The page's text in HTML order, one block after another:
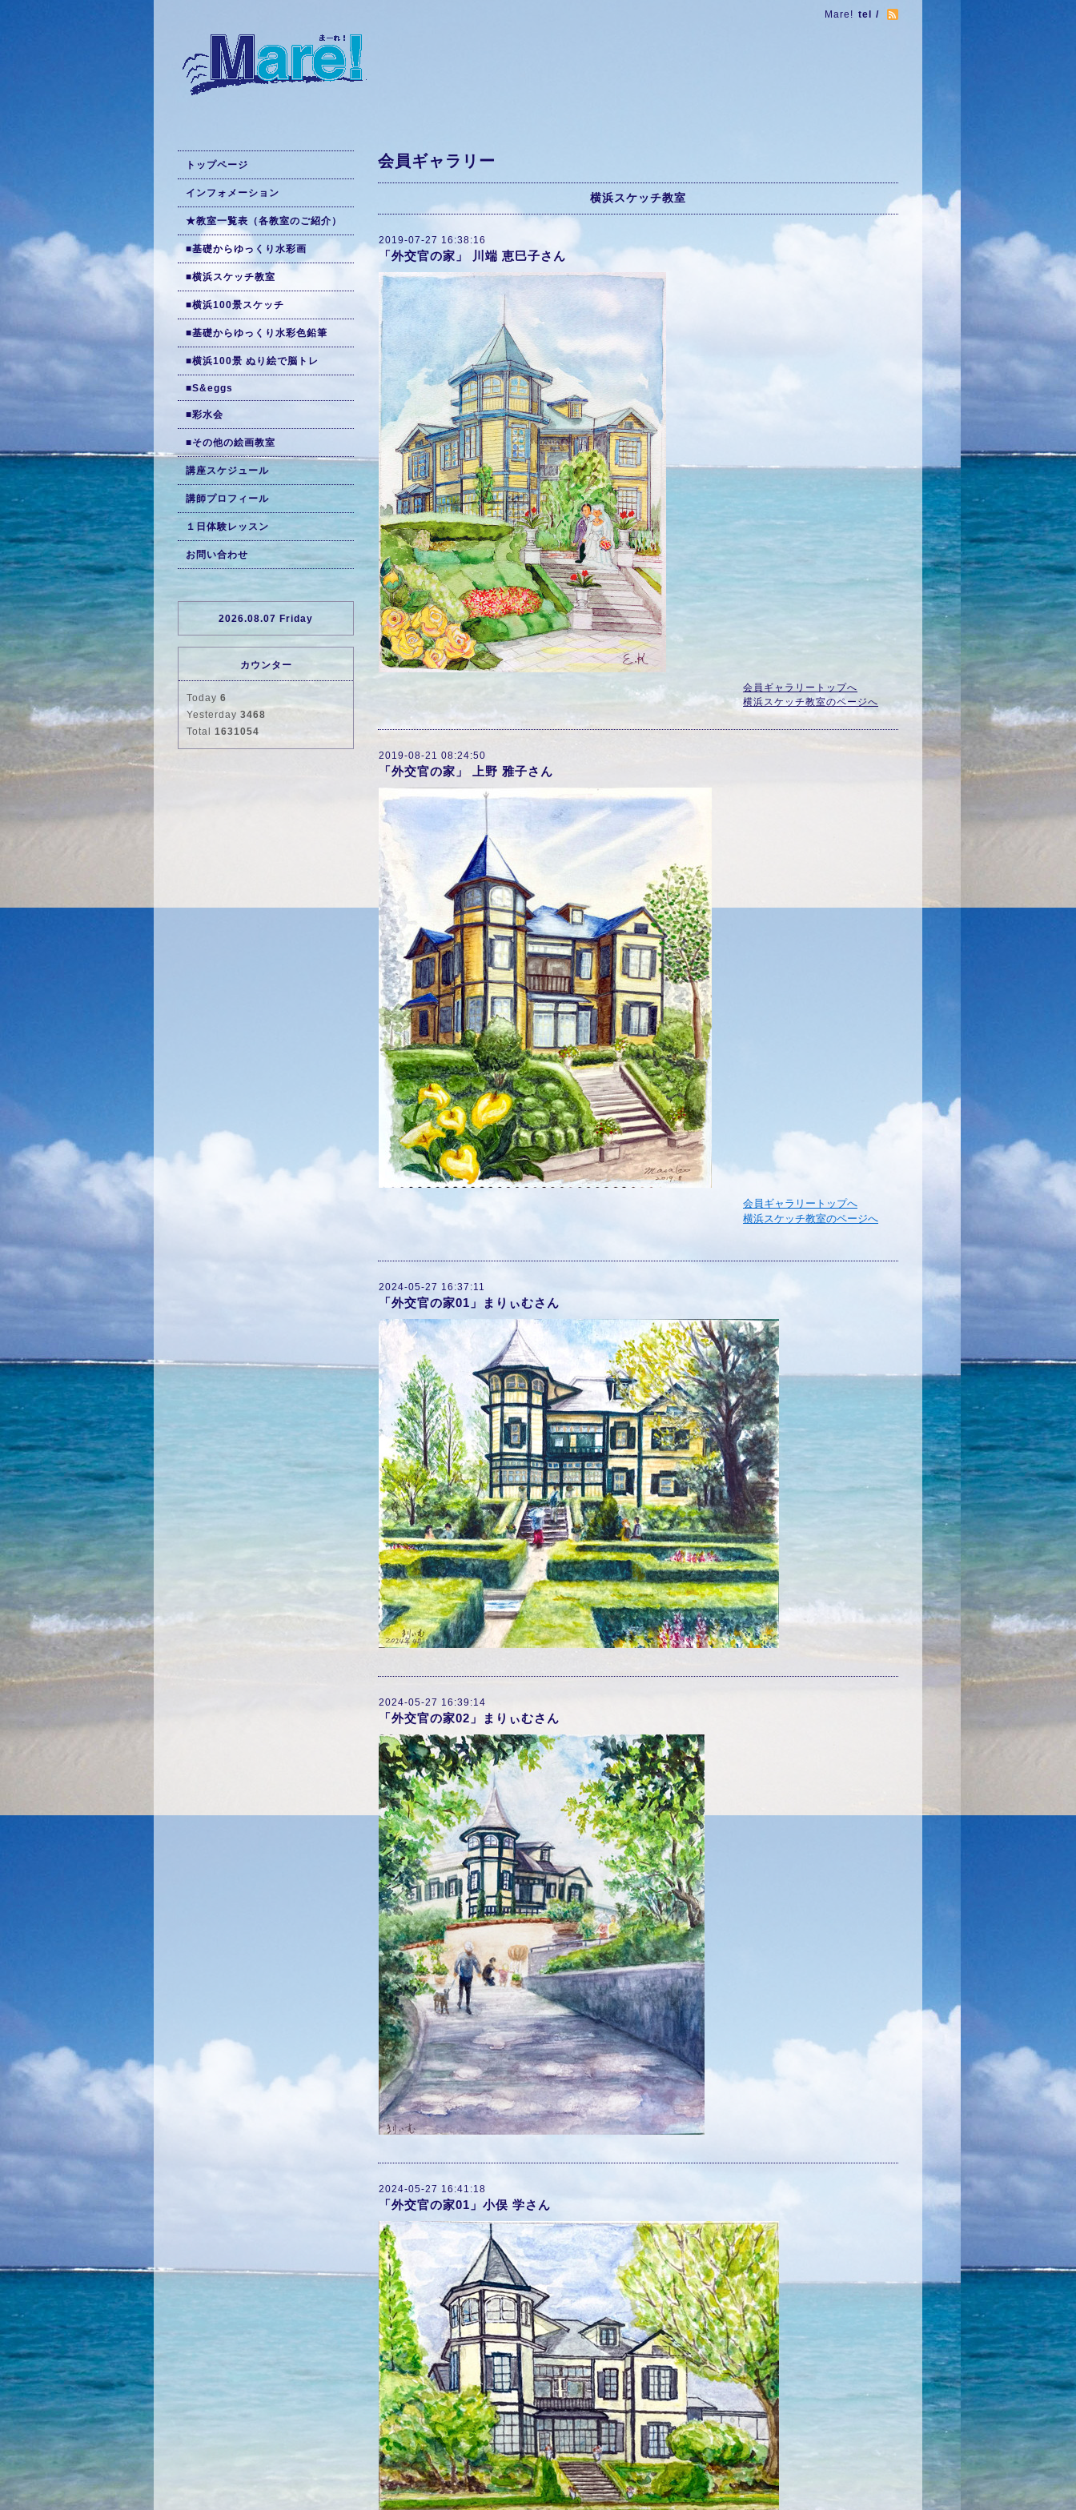
Mare! tel /
会員ギャラリー
横浜スケッチ教室
2019-07-27 16:38:16
「外交官の家」 川端 恵巳子さん
会員ギャラリートップへ
横浜スケッチ教室のページへ
2019-08-21 08:24:50
「外交官の家」 上野 雅子さん
会員ギャラリートップへ
横浜スケッチ教室のページへ
2024-05-27 16:37:11
「外交官の家01」まりぃむさん
2024-05-27 16:39:14
「外交官の家02」まりぃむさん
2024-05-27 16:41:18
「外交官の家01」小俣 学さん
トップページ
インフォメーション
★教室一覧表（各教室のご紹介）
■基礎からゆっくり水彩画
■横浜スケッチ教室
■横浜100景スケッチ
■基礎からゆっくり水彩色鉛筆
■横浜100景 ぬり絵で脳トレ
■S&eggs
■彩水会
■その他の絵画教室
講座スケジュール
講師プロフィール
１日体験レッスン
お問い合わせ
2026.08.07 Friday
カウンター
Today 6
Yesterday 3468
Total 1631054